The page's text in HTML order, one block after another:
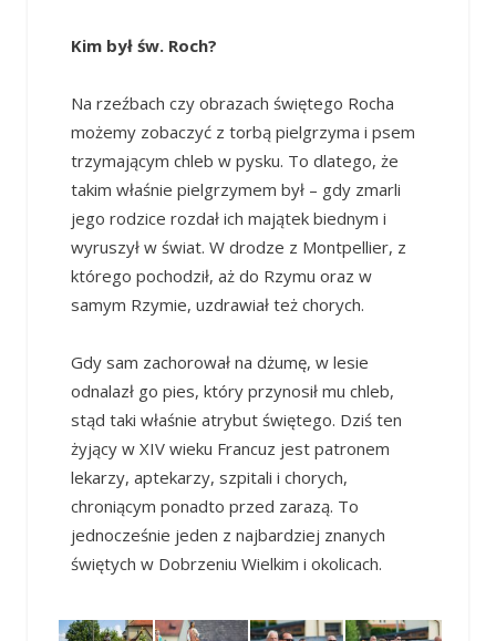
Kim był św. Roch?
Na rzeźbach czy obrazach świętego Rocha
możemy zobaczyć z torbą pielgrzyma i psem
trzymającym chleb w pysku. To dlatego, że
takim właśnie pielgrzymem był – gdy zmarli
jego rodzice rozdał ich majątek biednym i
wyruszył w świat. W drodze z Montpellier, z
którego pochodził, aż do Rzymu oraz w
samym Rzymie, uzdrawiał też chorych.
Gdy sam zachorował na dżumę, w lesie
odnalazł go pies, który przynosił mu chleb,
stąd taki właśnie atrybut świętego. Dziś ten
żyjący w XIV wieku Francuz jest patronem
lekarzy, aptekarzy, szpitali i chorych,
chroniącym ponadto przed zarazą. To
jednocześnie jeden z najbardziej znanych
świętych w Dobrzeniu Wielkim i okolicach.